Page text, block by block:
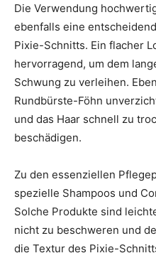
Die Verwendung
ebenfalls eine
Pixie-Schnitts. Ein flacher
hervorragend, um dem
Schwung zu verleihen.
Rundbürste-Föhn
und das Haar schnell zu
beschädigen.
Zu den essenziellen
spezielle Shampoos und
Solche Produkte sind
nicht zu beschweren und
die Textur des Pixie-